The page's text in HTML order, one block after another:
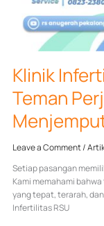
Klinik
Teman
Leave a Comment/
Setiap pasangan
Kami memahami
yang tepat, terarah,
Infertilitas RSU